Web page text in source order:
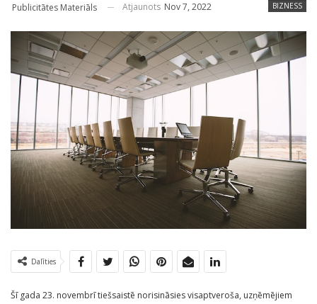
BIZNESS
Publicitātes Materiāls Atjaunots Nov 7, 2022
Dalīties
Šī gada 23. novembrī tiešsaistē norisināsies visaptveroša, uzņēmējiem